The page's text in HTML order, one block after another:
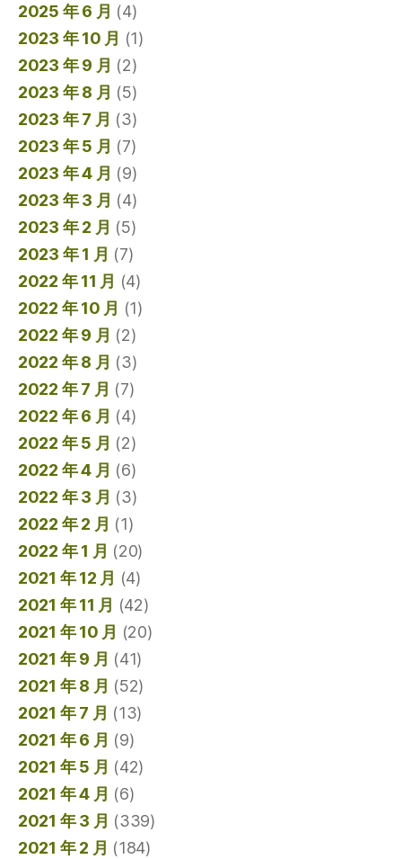
2025 年 6 月 (4)
2023 年 10 月 (1)
2023 年 9 月 (2)
2023 年 8 月 (5)
2023 年 7 月 (3)
2023 年 5 月 (7)
2023 年 4 月 (9)
2023 年 3 月 (4)
2023 年 2 月 (5)
2023 年 1 月 (7)
2022 年 11 月 (4)
2022 年 10 月 (1)
2022 年 9 月 (2)
2022 年 8 月 (3)
2022 年 7 月 (7)
2022 年 6 月 (4)
2022 年 5 月 (2)
2022 年 4 月 (6)
2022 年 3 月 (3)
2022 年 2 月 (1)
2022 年 1 月 (20)
2021 年 12 月 (4)
2021 年 11 月 (42)
2021 年 10 月 (20)
2021 年 9 月 (41)
2021 年 8 月 (52)
2021 年 7 月 (13)
2021 年 6 月 (9)
2021 年 5 月 (42)
2021 年 4 月 (6)
2021 年 3 月 (339)
2021 年 2 月 (184)